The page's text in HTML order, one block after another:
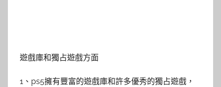
遊戲庫和獨占遊戲方面
1、ps5擁有豐富的遊戲庫和許多優秀的獨占遊戲，